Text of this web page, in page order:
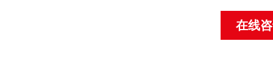
在线